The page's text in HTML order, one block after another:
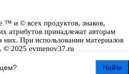
Найти
и © всех продуктов, знаков,
атрибутов принадлежат авторам
них. При использовании материалов
© 2025 evmenov37.ru